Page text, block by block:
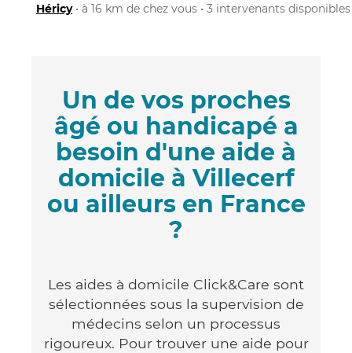
Héricy• à 16 km de chez vous • 3 intervenants disponibles
Un de vos proches
âgé ou handicapé a
besoin d'une aide à
domicile à Villecerf
ou ailleurs en France
?
Les aides à domicile Click&Care sont
sélectionnées sous la supervision de
médecins selon un processus
rigoureux. Pour trouver une aide pour